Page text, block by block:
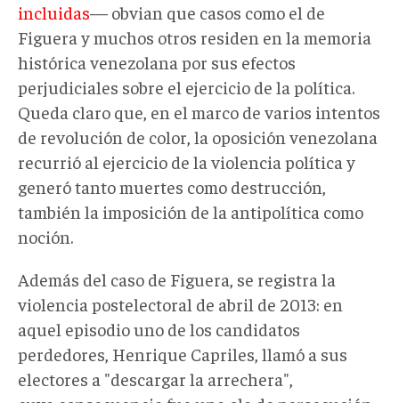
incluidas— obvian que casos como el de
Figuera y muchos otros residen en la memoria
histórica venezolana por sus efectos
perjudiciales sobre el ejercicio de la política.
Queda claro que, en el marco de varios intentos
de revolución de color, la oposición venezolana
recurrió al ejercicio de la violencia política y
generó tanto muertes como destrucción,
también la imposición de la antipolítica como
noción.
Además del caso de Figuera, se registra la
violencia postelectoral de abril de 2013: en
aquel episodio uno de los candidatos
perdedores, Henrique Capriles, llamó a sus
electores a "descargar la arrechera",